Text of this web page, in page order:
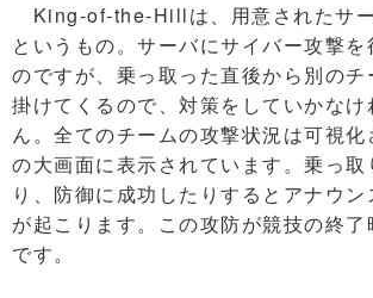
King-of-the-Hillは、用意されたサー
というもの。サーバにサイバー攻撃を
のですが、乗っ取った直後から別の
掛けてくるので、対策をしていかなけ
ん。全てのチームの攻撃状況は可視
の大画面に表示されています。乗っ取
り、防御に成功したりするとアナウ
が起こります。この攻防が競技の終
です。